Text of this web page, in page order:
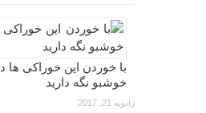
با خوردن این خوراکی ها
خوشبو نگه دارید
ژانویه 21, 2017